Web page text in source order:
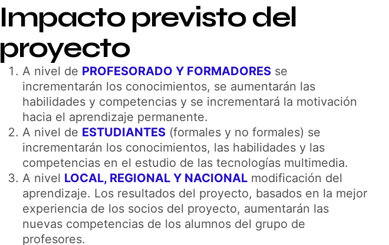
Impacto previsto del
proyecto
A nivel de PROFESORADO Y FORMADORES se
incrementarán los conocimientos, se aumentarán las
habilidades y competencias y se incrementará la motivación
hacia el aprendizaje permanente.
A nivel de ESTUDIANTES (formales y no formales) se
incrementarán los conocimientos, las habilidades y las
competencias en el estudio de las tecnologías multimedia.
A nivel LOCAL, REGIONAL Y NACIONAL modificación del
aprendizaje. Los resultados del proyecto, basados en la mejor
experiencia de los socios del proyecto, aumentarán las
nuevas competencias de los alumnos del grupo de
profesores.